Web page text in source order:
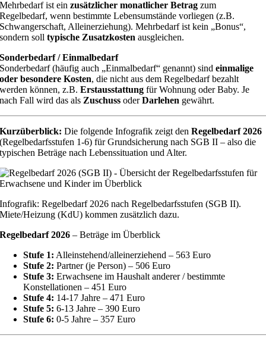
Mehrbedarf ist einzusätzlicher monatlicher Betrag zum
Regelbedarf, wenn bestimmte Lebensumstände vorliegen (z.B.
Schwangerschaft, Alleinerziehung). Mehrbedarf ist kein „Bonus“,
sondern solltypische Zusatzkosten ausgleichen.
Sonderbedarf / Einmalbedarf
Sonderbedarf (häufig auch „Einmalbedarf“ genannt) sindeinmalige
oder besondere Kosten, die nicht aus dem Regelbedarf bezahlt
werden können, z.B.Erstausstattung für Wohnung oder Baby. Je
nach Fall wird das als Zuschuss oderDarlehen gewährt.
Kurzüberblick: Die folgende Infografik zeigt denRegelbedarf 2026
(Regelbedarfsstufen 1-6) für Grundsicherung nach SGB II – also die
typischen Beträge nach Lebenssituation und Alter.
Infografik: Regelbedarf 2026 nach Regelbedarfsstufen (SGB II).
Miete/Heizung (KdU) kommen zusätzlich dazu.
Regelbedarf 2026– Beträge im Überblick
Stufe 1: Alleinstehend/alleinerziehend – 563 Euro
Stufe 2: Partner (je Person) – 506 Euro
Stufe 3: Erwachsene im Haushalt anderer / bestimmte
Konstellationen – 451 Euro
Stufe 4: 14-17 Jahre – 471 Euro
Stufe 5: 6-13 Jahre – 390 Euro
Stufe 6: 0-5 Jahre – 357 Euro